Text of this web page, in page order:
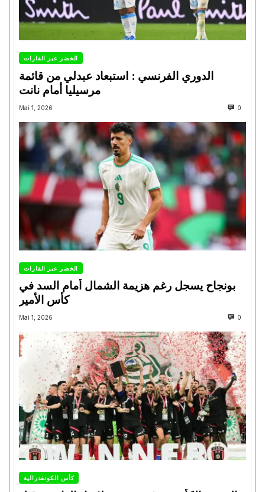
الخضر عبر القارات
الدوري الفرنسي : استبعاد عبدلي من قائمة
مرسيليا أمام نانت
Mai 1, 2026 0
الخضر عبر القارات
بونجاح يسجل رغم هزيمة الشمال أمام السد في
كأس الأمير
Mai 1, 2026 0
كأس الكونفدرالية